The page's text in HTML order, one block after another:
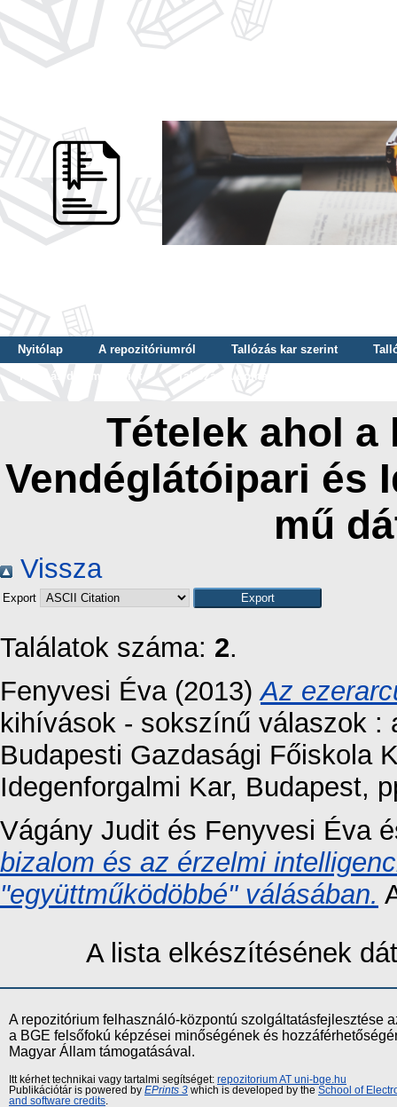
Nyitólap A repozitóriumról Tallózás kar szerint
Tallózás dátum szerint
Tallózás tudományterület szerint
Tételek ahol
Vendéglátóipari és
mű
Vissza
Export
Találatok száma: 2.
Fenyvesi Éva(2013)Az
kihívások - sokszínű válaszok :
Budapesti Gazdasági Főiskola
Idegenforgalmi Kar, Budapest,
Vágány Judit és Fenyvesi Éva
bizalom és az érzelmi
"együttműködöbbé" válásában.
A lista elkészítésének
A repozitórium felhasználó-központú szolgáltatásfejlesztése
a BGE felsőfokú képzései minőségének és
Magyar Állam támogatásával.
Itt kérhet technikai vagy tartalmi segítséget: repozitorium AT uni-bge.hu
Publikációtár is powered by EPrints 3 which is developed by the School of
and software credits